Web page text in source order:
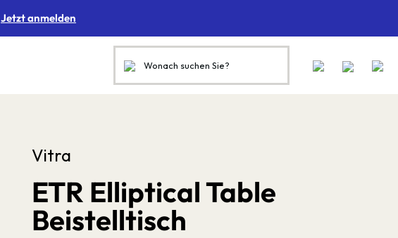
Jetzt anmelden
Vitra
ETR Elliptical Table
Beistelltisch